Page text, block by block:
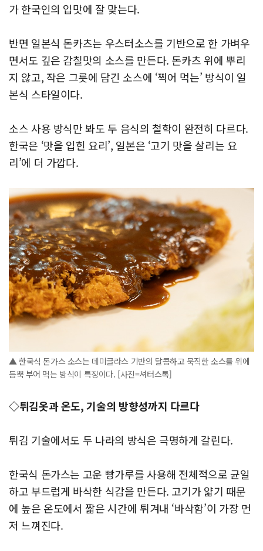
가 한국인의 입맛에 잘 맞는다.
반면 일본식 돈카츠는 우스터소스를 기반으로 한 가벼우
면서도 깊은 감칠맛의 소스를 만든다. 돈카츠 위에 뿌리
지 않고, 작은 그릇에 담긴 소스에 ‘찍어 먹는’ 방식이 일
본식 스타일이다.
소스 사용 방식만 봐도 두 음식의 철학이 완전히 다르다.
한국은 ‘맛을 입힌 요리’, 일본은 ‘고기 맛을 살리는 요
리’에 더 가깝다.
▲ 한국식 돈가스 소스는 데미글라스 기반의 달콤하고 묵직한 소스를 위에
듬뿍 부어 먹는 방식이 특징이다. [사진=셔터스톡]
◇튀김옷과 온도, 기술의 방향성까지 다르다
튀김 기술에서도 두 나라의 방식은 극명하게 갈린다.
한국식 돈가스는 고운 빵가루를 사용해 전체적으로 균일
하고 부드럽게 바삭한 식감을 만든다. 고기가 얇기 때문
에 높은 온도에서 짧은 시간에 튀겨내 ‘바삭함’이 가장 먼
저 느껴진다.